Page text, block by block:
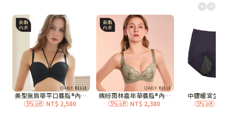
7-11付款取貨
每筆NT$70，滿NT$3,000(含以上)免運費
付款後7-11取貨
每筆NT$70，滿NT$3,000(含以上)免運費
宅配
每筆NT$120，滿NT$3,000(含以上)免運費